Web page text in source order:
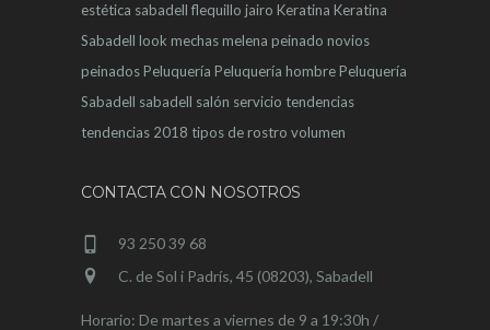
estética sabadell flequillo jairo Keratina Keratina
Sabadell look mechasmelena peinado novios
peinadosPeluquería Peluquería hombrePeluquería
Sabadell sabadell salón servicio tendencias
tendencias 2018 tipos de rostro volumen
CONTACTA CON NOSOTROS
93 250 39 68
C. de Sol i Padrís, 45 (08203), Sabadell
Horario: De martes a viernes de 9 a 19:30h /